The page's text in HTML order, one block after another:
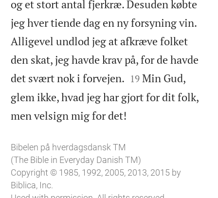
og et stort antal fjerkræ. Desuden købte
jeg hver tiende dag en ny forsyning vin.
Alligevel undlod jeg at afkræve folket
den skat, jeg havde krav på, for de havde
det svært nok i forvejen. 

19 Min Gud,
glem ikke, hvad jeg har gjort for dit folk,
men velsign mig for det!
Bibelen på hverdagsdansk TM
(The Bible in Everyday Danish TM)
Copyright © 1985, 1992, 2005, 2013, 2015 by
Biblica, Inc.